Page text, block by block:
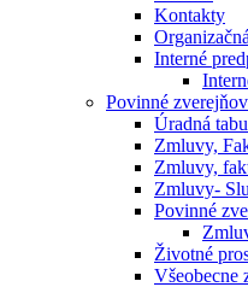
Kontakty
Interné
Povinné
Úradná
Zmluvy,
Zmluvy,
Zmluvy-
Povinné
Životné
Všeobecne